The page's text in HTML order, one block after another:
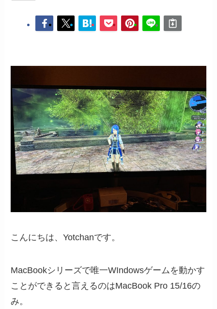
こんにちは、Yotchanです。
MacBookシリーズで唯一WIndowsゲームを動かす
ことができると言えるのはMacBook Pro 15/16の
み。